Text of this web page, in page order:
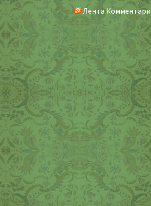
Лента